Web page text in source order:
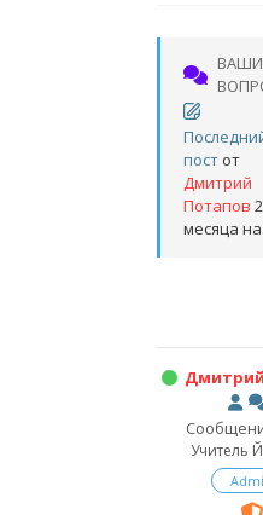
ВАШИ
пост от
Дмитрий
Потапов 2
месяца
Учитель